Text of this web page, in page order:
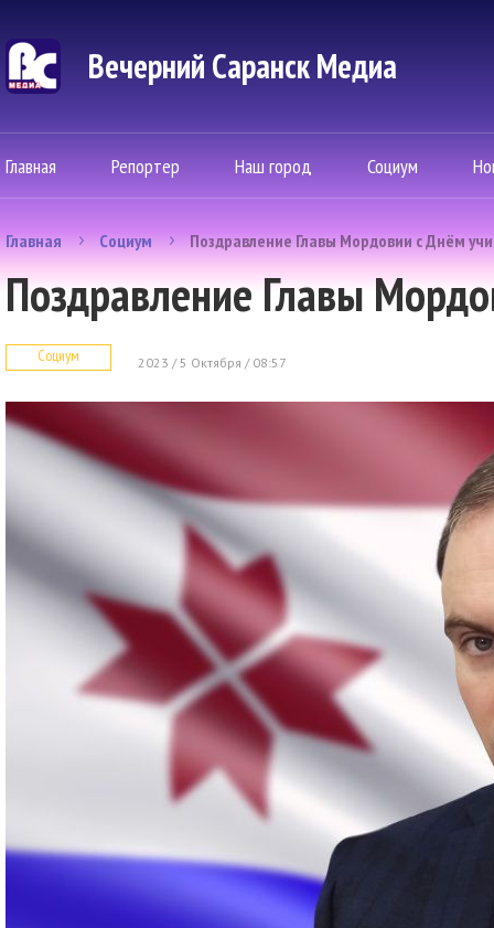
Вечерний Саранск Mедиа
Главная Репортер Наш город Социум
Главная Социум Поздравление Главы Мордовии с Днём
Поздравление Главы
Социум 2023 / 5 Октября / 08:57